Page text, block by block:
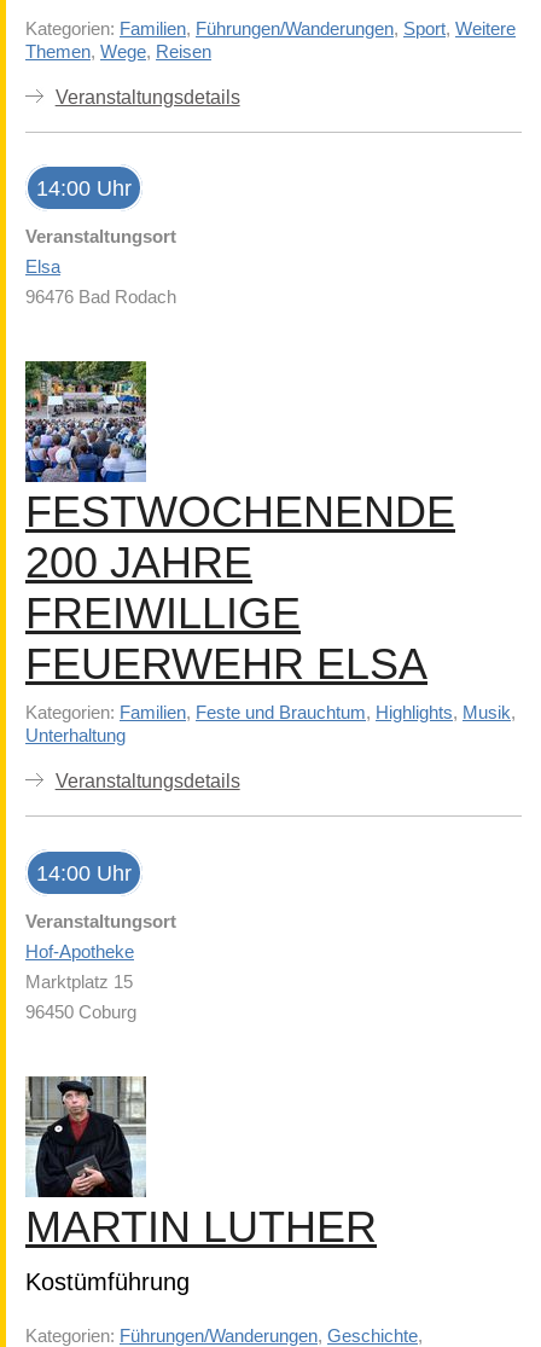
Kategorien: Familien, Führungen/Wanderungen, Sport, Weitere
Themen, Wege, Reisen
Veranstaltungsdetails
14:00 Uhr
Veranstaltungsort
Elsa
96476 Bad Rodach
FESTWOCHENENDE
200 JAHRE
FREIWILLIGE
FEUERWEHR ELSA
Kategorien: Familien, Feste und Brauchtum, Highlights, Musik,
Unterhaltung
Veranstaltungsdetails
14:00 Uhr
Veranstaltungsort
Hof-Apotheke
Marktplatz 15
96450 Coburg
MARTIN LUTHER
Kostümführung
Kategorien: Führungen/Wanderungen, Geschichte,